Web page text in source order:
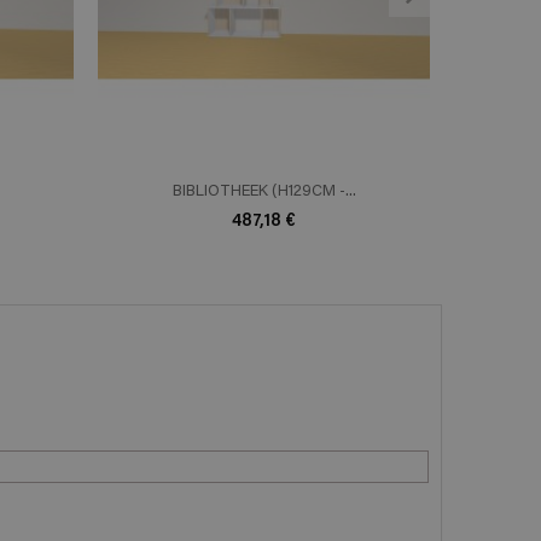
BIBLIOTHEEK (H129CM -...
487,18 €